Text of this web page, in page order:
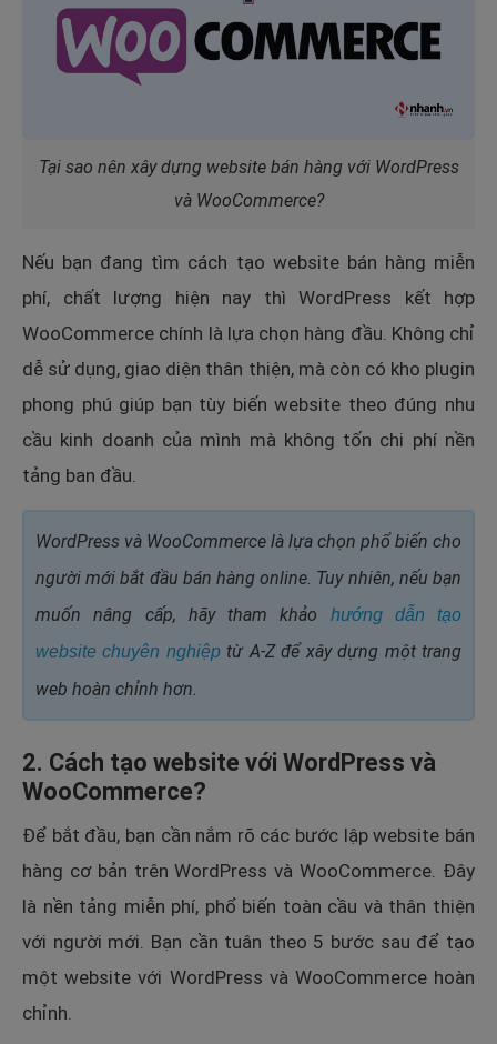
Tại sao nên xây dựng website bán hàng với WordPress
và WooCommerce?
Nếu bạn đang tìm cách tạo website bán hàng miễn
phí, chất lượng hiện nay thì WordPress kết hợp
WooCommerce chính là lựa chọn hàng đầu. Không chỉ
dễ sử dụng, giao diện thân thiện, mà còn có kho plugin
phong phú giúp bạn tùy biến website theo đúng nhu
cầu kinh doanh của mình mà không tốn chi phí nền
tảng ban đầu.
WordPress và WooCommerce là lựa chọn phổ biến cho
người mới bắt đầu bán hàng online. Tuy nhiên, nếu bạn
muốn nâng cấp, hãy tham khảo hướng dẫn tạo
website chuyên nghiệptừ A-Zđể xây dựng một trang
web hoàn chỉnh hơn.
2. Cách tạo website với WordPress và
WooCommerce?
Để bắt đầu, bạn cần nắm rõ các bước lập website bán
hàng cơ bản trên WordPress và WooCommerce. Đây
là nền tảng miễn phí, phổ biến toàn cầu và thân thiện
với người mới. Bạn cần tuân theo 5 bước sau để tạo
một website với WordPress và WooCommerce hoàn
chỉnh.